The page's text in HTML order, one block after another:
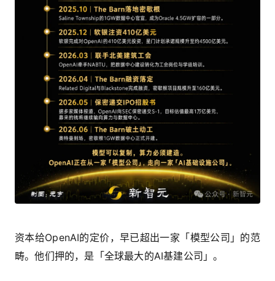
资本给OpenAI的定价，早已超出一家「模型公司」的范
畴。他们押的，是「全球最大的AI基建公司」。